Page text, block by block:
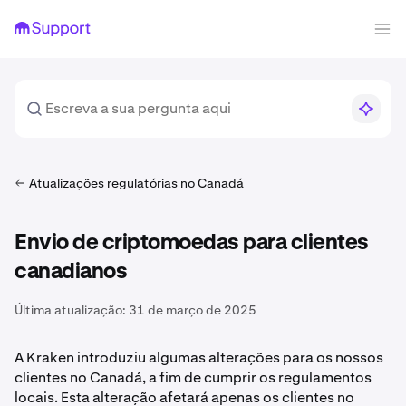
Atualizações regulatórias no Canadá
Envio de criptomoedas para clientes
canadianos
Última atualização: 31 de março de 2025
A Kraken introduziu algumas alterações para os nossos
clientes no Canadá, a fim de cumprir os regulamentos
locais. Esta alteração afetará apenas os clientes no